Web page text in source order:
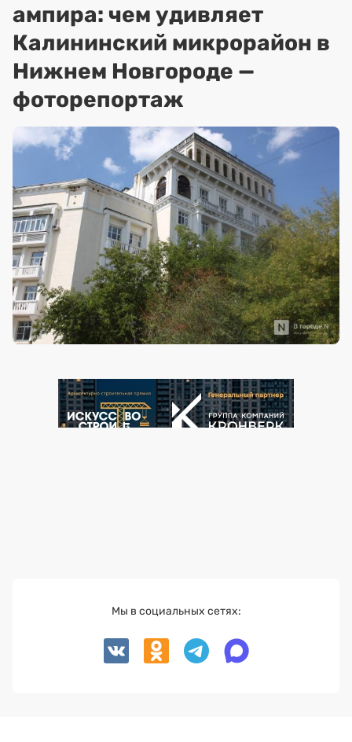
ампира: чем удивляет
Калининский микрорайон в
Нижнем Новгороде —
фоторепортаж
Мы в социальных сетях: